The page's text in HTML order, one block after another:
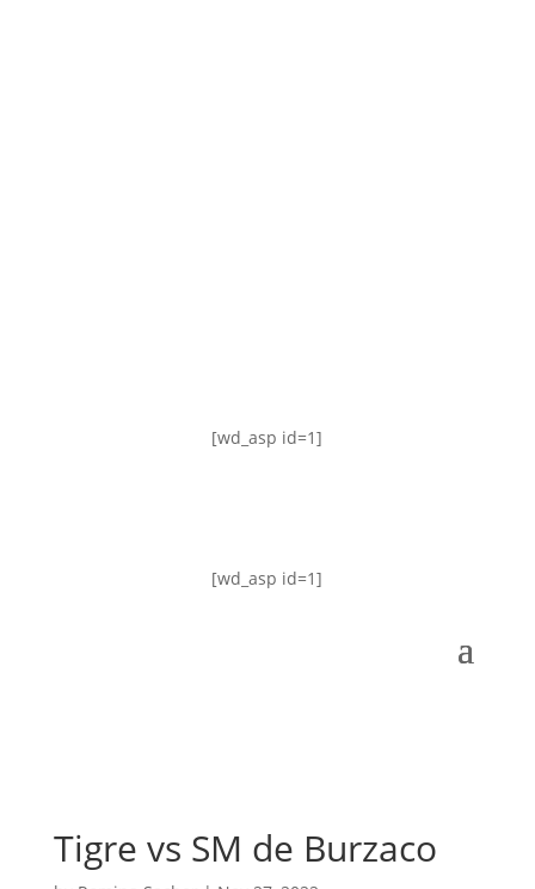
[wd_asp id=1]
[wd_asp id=1]
Tigre vs SM de Burzaco